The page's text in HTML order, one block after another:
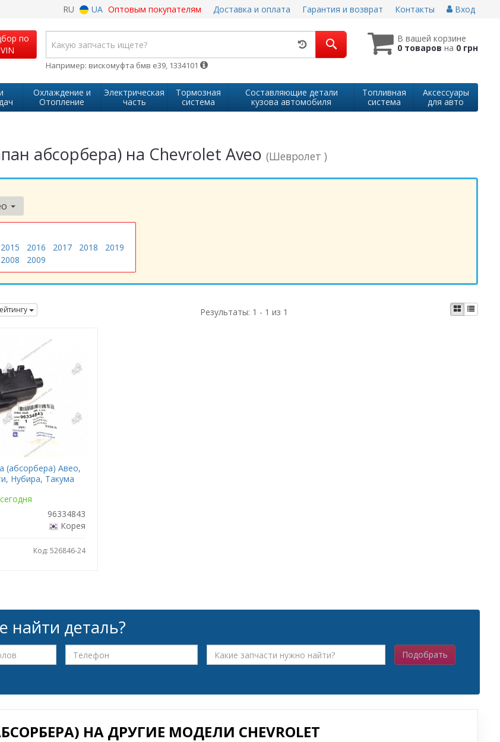
RU UA Оптовым покупателям Доставка и оплата Гарантия и возврат Контакты Вход
по
VIN
В вашей корзине
0 товаровна 0 грн
Например: вискомуфта бмв е39, 1334101
Охлаждение и
Отопление
Электрическая
часть
Тормозная
система
Составляющие детали
кузова автомобиля
Топливная
система
Аксессуары
для авто
абсорбера) на Chevrolet Aveo (Шевролет )
2015 2016 2017 2018
2019
2008 2009
Результаты: 1 - 1 из 1
(абсорбера) Авео,
Нубира, Такума
96334843
Корея
Код: 526846-24
найти деталь?
Подобрать
НА ДРУГИЕ МОДЕЛИ CHEVROLET